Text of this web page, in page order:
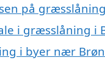
på
i græsslåning i
i byer nær